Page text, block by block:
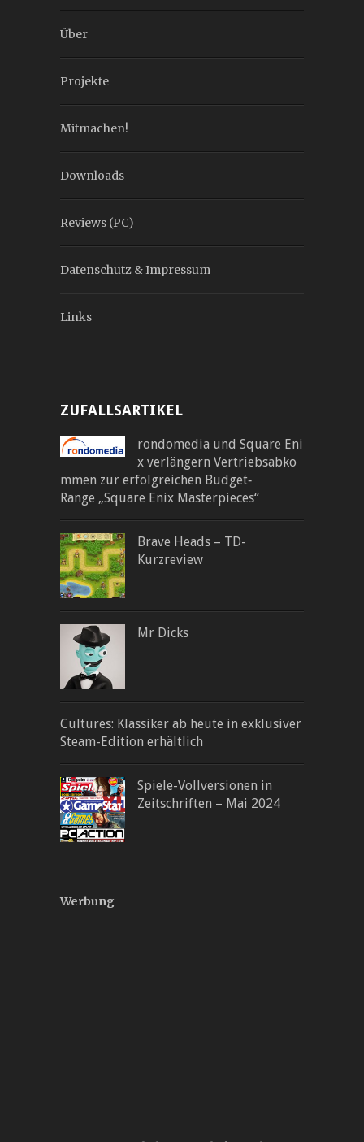
Über
Projekte
Mitmachen!
Downloads
Reviews (PC)
Datenschutz & Impressum
Links
ZUFALLSARTIKEL
rondomedia und Square Eni
x verlängern Vertriebsabko
mmen zur erfolgreichen Budget‐
Range „Square Enix Masterpieces“
Brave Heads – TD-
Kurzreview
Mr Dicks
Cultures: Klassiker ab heute in exklusiver
Steam-Edition erhältlich
Spiele-Vollversionen in
Zeitschriften – Mai 2024
Werbung